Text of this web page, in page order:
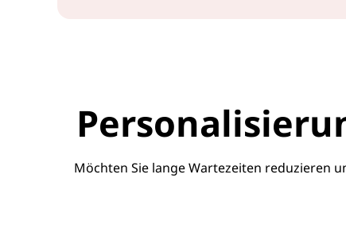
Möchten Sie lange Wartezeiten reduzieren